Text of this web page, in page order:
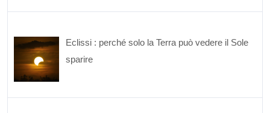
Eclissi : perché solo la Terra può vedere il Sole
sparire